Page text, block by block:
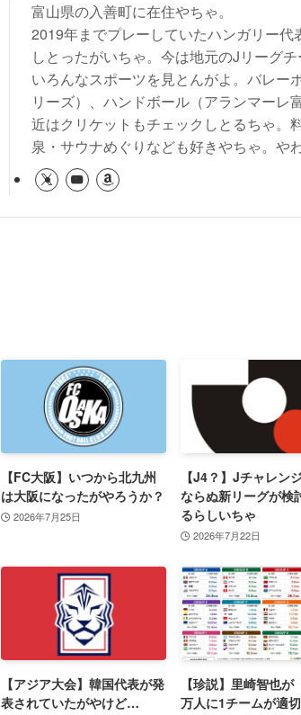
富山県の入善町に在住やちゃ。
2019年までプレーしていたハンガリー
しとったがいちゃ。今は地元のJリーグチ
いろんなスポーツを見とんがよ。バレー
リーズ）、ハンドボール（アランマーレ
近はクリケットもチェックしとるちゃ。
泉・サウナめぐりなども好きやちゃ。や
【FC大阪】いつから北九州
は大阪になったがやろうか？
2026年7月25日
【J4？】Jチャレン
ならぬ新リーグが検
るらしいちゃ
2026年7月22日
【アジア大会】韓国代表が発
表されていたがやけど…
【珍説】里崎智也が
万人に1チームが適